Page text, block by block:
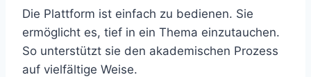
Die Plattform ist einfach zu bedienen. Sie
ermöglicht es, tief in ein Thema einzutauchen.
So unterstützt sie den akademischen Prozess
auf vielfältige Weise.